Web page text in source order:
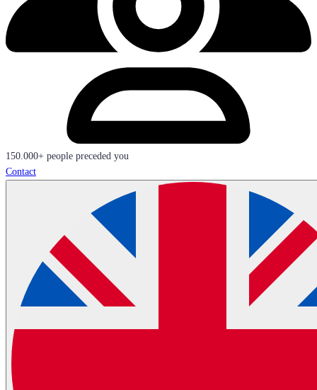
150.000+ people preceded you
Contact